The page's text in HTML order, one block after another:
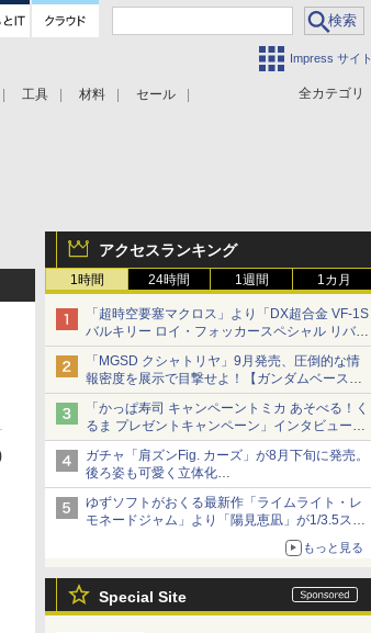
Impress サイト
全カテゴリ
工具 材料 セール
アクセスランキング
1時間 24時間 1週間 1カ月
「超時空要塞マクロス」より「DX超合金 VF-1S
バルキリー ロイ・フォッカースペシャル リバイ
バルVer.」本日発売！
「MGSD クシャトリヤ」9月発売、圧倒的な情
報密度を展示で目撃せよ！【ガンダムベース撮
り下ろし】
「かっぱ寿司 キャンペーントミカ あそべる！く
るま プレゼントキャンペーン」インタビュー
子どもが楽しめるかっぱ寿司ならではの体験と
コラボの楽しさを追求
ガチャ「肩ズンFig. カーズ」が8月下旬に発売。
後ろ姿も可愛く立体化
ライトニング・マックィーンやメーターなど4
種がラインナップ
ゆずソフトがおくる最新作「ライムライト・レ
モネードジャム」より「陽見恵凪」が1/3.5スケ
メガネ姿も表現できるオプションパーツが付属
もっと見る
Special Site